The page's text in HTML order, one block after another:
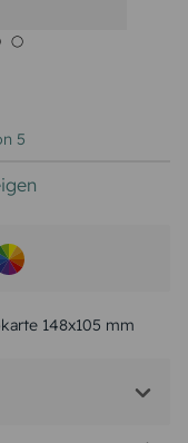
5
148x105 mm